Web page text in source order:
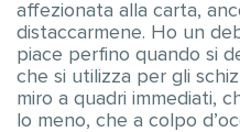
affezionata alla carta,
distaccarmene. Ho un
piace perfino quando si
che si utilizza per gli
miro a quadri immediati,
lo meno, che a colpo